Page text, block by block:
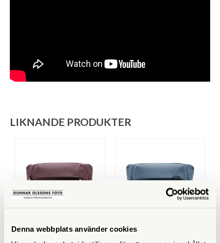
Denna webbplats använder cookies
LIKNANDE PRODUKTER
Peak Design Peak Design